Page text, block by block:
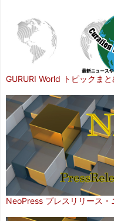
GURURI World トピックまと
NeoPress プレスリリース